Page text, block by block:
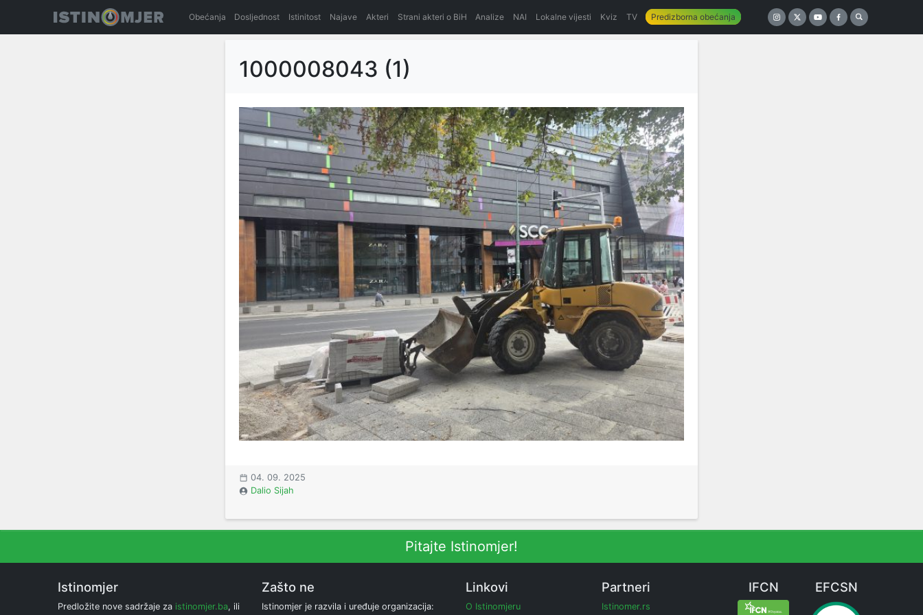
Obećanja Dosljednost Istinitost Najave Akteri Strani akteri o BiH Analize NAI Lokalne vijesti Kviz TV Predizborna obećanja
1000008043 (1)
04. 09. 2025
Dalio Sijah
Pitajte Istinomjer!
Istinomjer
Predložite nove sadržaje za istinomjer.ba, ili
Zašto ne
Istinomjer je razvila i uređuje organizacija:
Linkovi
O Istinomjeru
Partneri
Istinomer.rs
IFCN EFCSN